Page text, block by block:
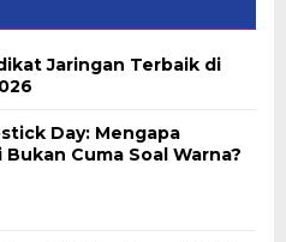
Jaringan Terbaik di
Day: Mengapa
Cuma Soal Warna?